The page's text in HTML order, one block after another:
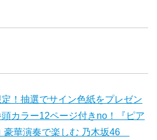
！抽選でサイン色紙をプレゼン
頭カラー12ページ付きno！『ピア
豪華演奏で楽しむ 乃木坂46